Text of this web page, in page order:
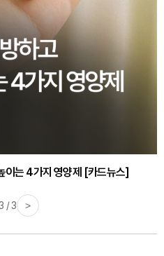
이는 4가지 영양제 [카드뉴스]
/ 3 >